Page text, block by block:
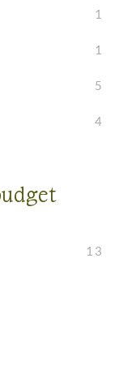
1
1
5
4
13